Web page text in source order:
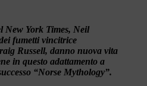
New York Times, Neil
fumetti vincitrice
Russell, danno nuova vita
in questo adattamento a
“Norse Mythology”.